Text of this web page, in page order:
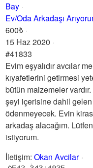
Bay
Ev/Oda Arkadaşı
600₺
15 Haz 2020
#41833
Evim eşyalıdır avcılar
kıyafetlerini getirmesi
bütün malzemeler
şeyi içerisine dahil
ödenmeyecek. Evin
arkadaş alacağım.
istiyorum.
İletişim:Okan Avcilar